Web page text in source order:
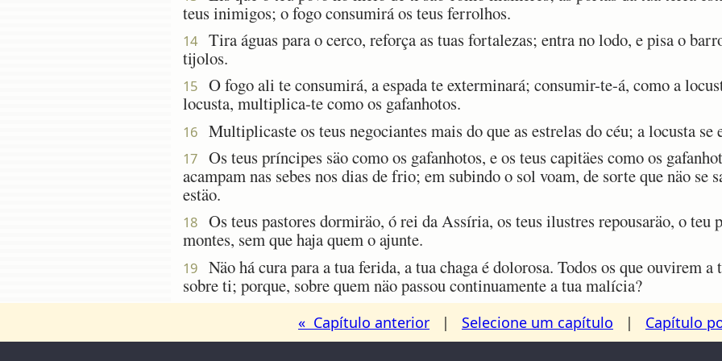
teus inimigos; o fogo consumirá os teus ferrolhos.
14
Tira águas para o cerco, reforça as tuas fortalezas; entra no lodo, e pisa o
tijolos.
15
O fogo ali te consumirá, a espada te exterminará; consumir-te-á, como a
locusta, multiplica-te como os gafanhotos.
16 Multiplicaste os teus negociantes mais do que as estrelas do céu; a locusta se
17
Os teus príncipes säo como os gafanhotos, e os teus capitäes como os
acampam nas sebes nos dias de frio; em subindo o sol voam, de sorte que näo se
estäo.
18
Os teus pastores dormiräo, ó rei da Assíria, os teus ilustres repousaräo, o teu
montes, sem que haja quem o ajunte.
19
Näo há cura para a tua ferida, a tua chaga é dolorosa. Todos os que ouvirem a
sobre ti; porque, sobre quem näo passou continuamente a tua malícia?
« Capítulo anterior | Selecione um capítulo | Capítulo